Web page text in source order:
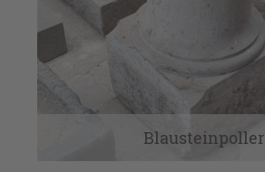
Blausteinpoller